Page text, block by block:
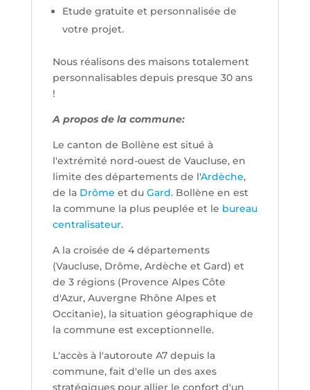
Etude gratuite et personnalisée de
votre projet.
Nous réalisons des maisons totalement
personnalisables depuis presque 30 ans
!
A propos de la commune:
Le canton de Bollène est situé à
l'extrémité nord-ouest de Vaucluse, en
limite des départements de l'Ardèche,
de la Drôme et du Gard. Bollène en est
la commune la plus peuplée et le bureau
centralisateur.
A la croisée de 4 départements
(Vaucluse, Drôme, Ardèche et Gard) et
de 3 régions (Provence Alpes Côte
d'Azur, Auvergne Rhône Alpes et
Occitanie), la situation géographique de
la commune est exceptionnelle.
L'accès à l'autoroute A7 depuis la
commune, fait d'elle un des axes
stratégiques pour allier le confort d'un